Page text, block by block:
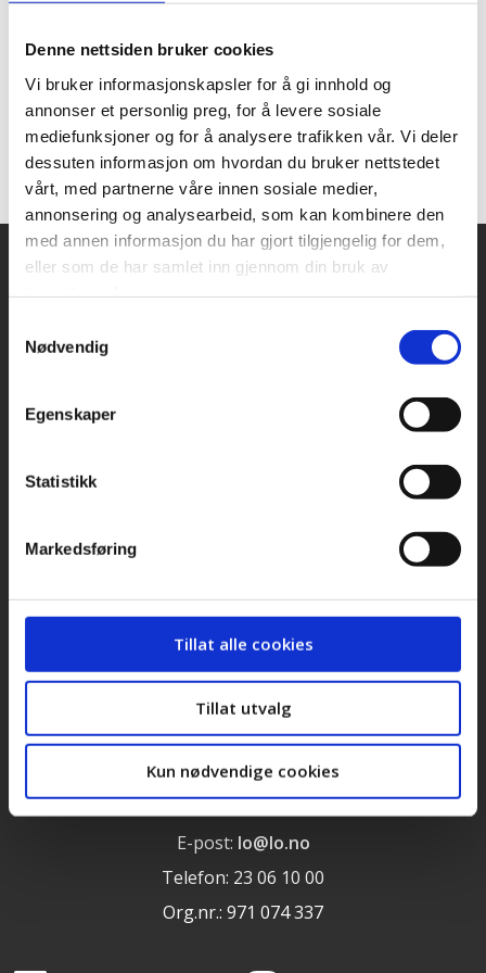
Denne nettsiden bruker cookies
Vi bruker informasjonskapsler for å gi innhold og
annonser et personlig preg, for å levere sosiale
mediefunksjoner og for å analysere trafikken vår. Vi deler
dessuten informasjon om hvordan du bruker nettstedet
vårt, med partnerne våre innen sosiale medier,
annonsering og analysearbeid, som kan kombinere den
med annen informasjon du har gjort tilgjengelig for dem,
eller som de har samlet inn gjennom din bruk av
Nødvendig
Egenskaper
Statistikk
Markedsføring
Tillat alle cookies
Tillat utvalg
Kun nødvendige cookies
Du ettersender dokumentasjon på kostnader.
din er blitt innvilget
Stipend utbetales.
Stipend utbetales hver måned. Stipendet vil være på
din konto en til to måneder etter at
dokumentasjonen er mottatt, avhengig av
tidspunktet det er blitt sendt inn.
Landsorganisasjonen i Norge
Torggata 12
N-0181 Oslo
Norge
E-post: lo@lo.no
Telefon: 23 06 10 00
Org.nr.: 971 074 337
Snarveier
Kontakt oss
Presse
Personvernerklæring